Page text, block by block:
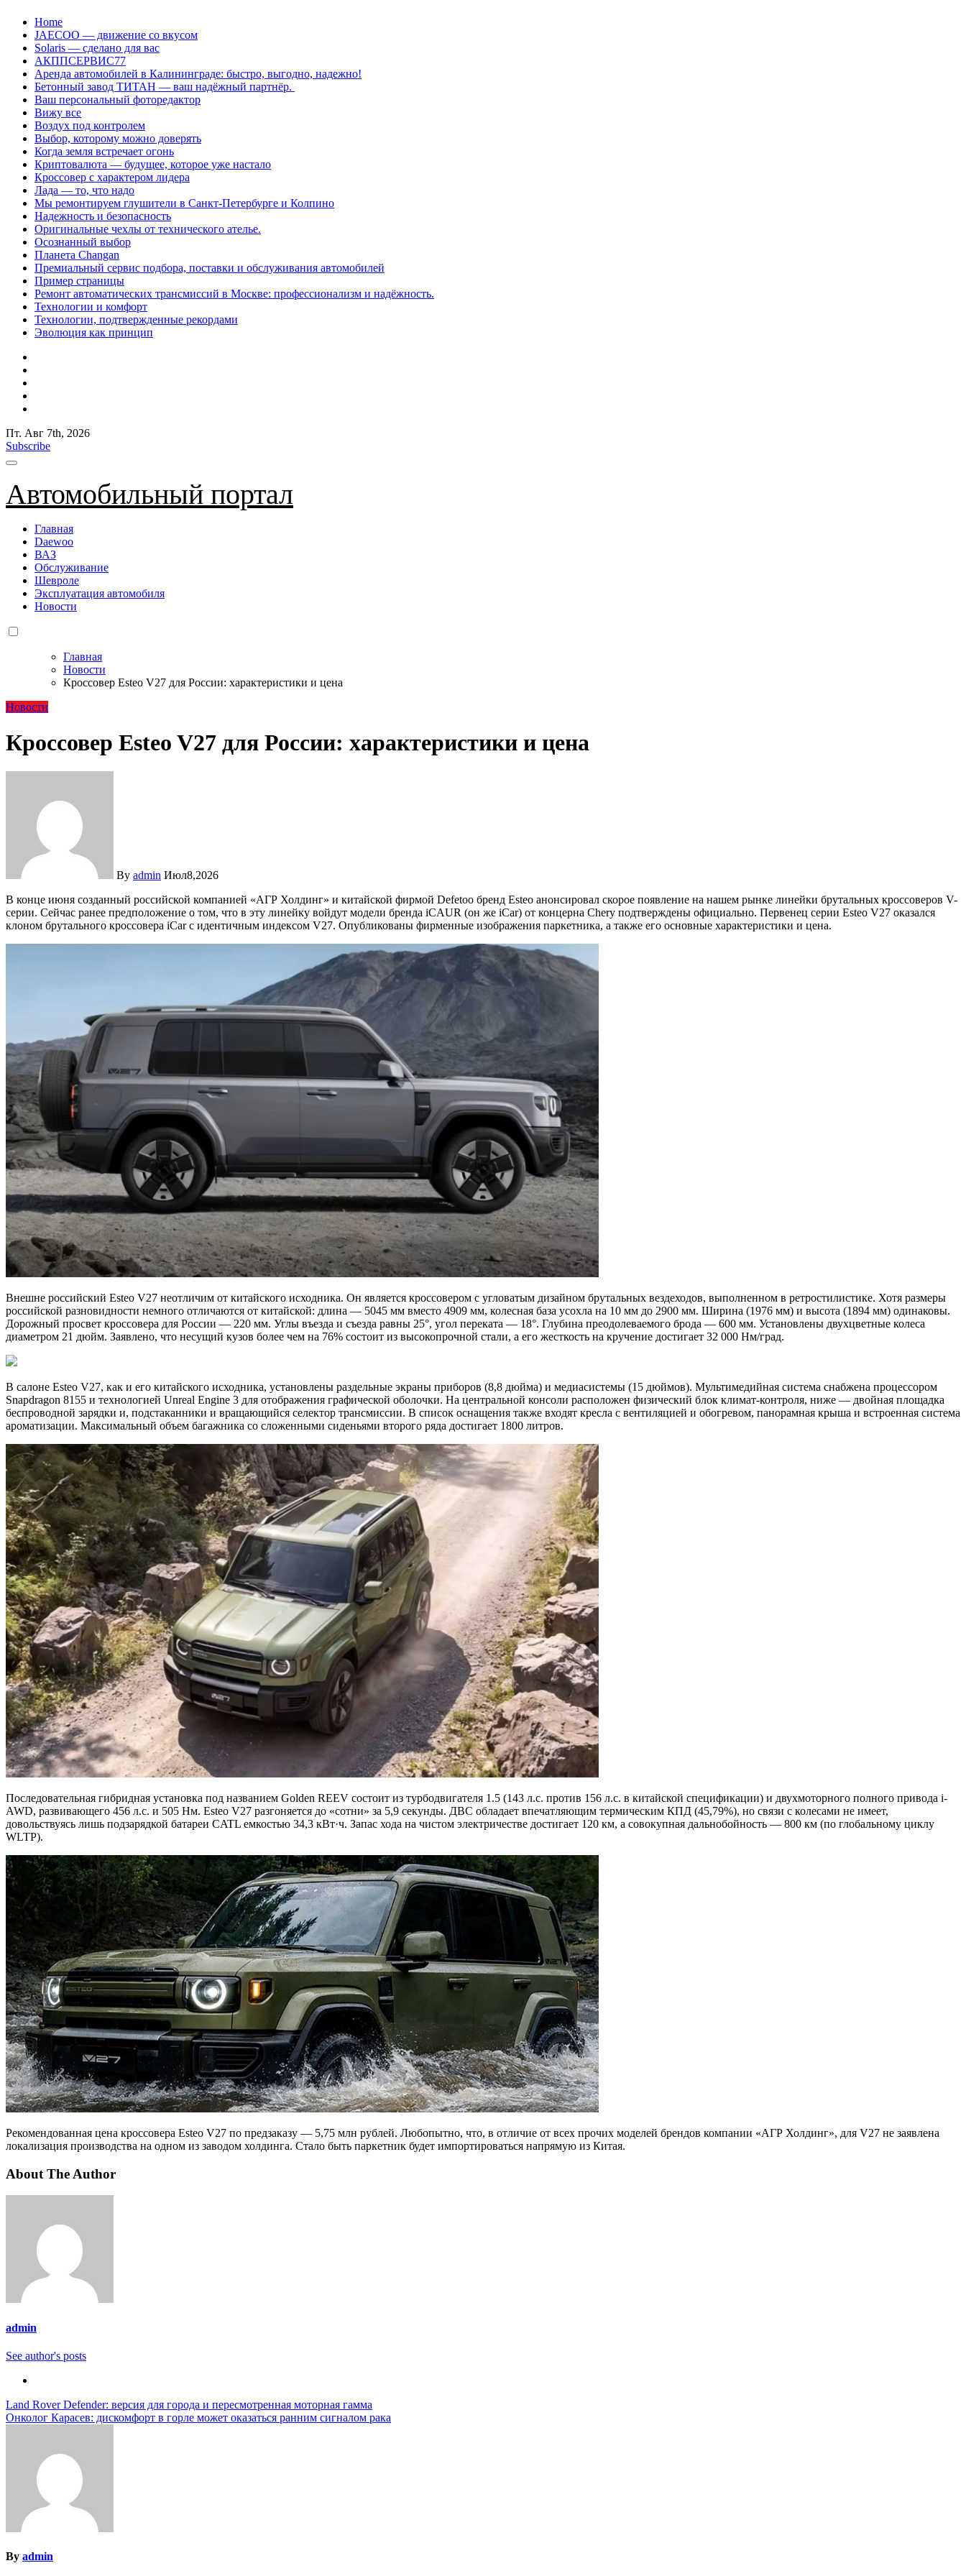
Перейти
содержанию
Home
JAECOO — движение со вкусом
Solaris — сделано для вас
АКППСЕРВИС77
Аренда автомобилей в Калининграде: быстро, выгодно, надежно!
Бетонный завод ТИТАН — ваш надёжный партнёр.
Ваш персональный фоторедактор
Вижу все
Воздух под контролем
Выбор, которому можно доверять
Когда земля встречает огонь
Криптовалюта — будущее, которое уже настало
Кроссовер с характером лидера
Лада — то, что надо
Мы ремонтируем глушители в Санкт-Петербурге и Колпино
Надежность и безопасность
Оригинальные чехлы от технического ателье.
Осознанный выбор
Планета Changan
Премиальный сервис подбора, поставки и обслуживания автомобилей
Пример страницы
Ремонт автоматических трансмиссий в Москве: профессионализм и надёжность.
Технологии и комфорт
Технологии, подтвержденные рекордами
Эволюция как принцип
Пт. Авг 7th, 2026
Subscribe
Автомобильный портал
Главная
Daewoo
ВАЗ
Обслуживание
Шевроле
Эксплуатация автомобиля
Новости
Главная
Новости
Кроссовер Esteo V27 для России: характеристики и цена
Новости
Кроссовер Esteo V27 для России: характеристики и цена
By admin Июл8,2026
В конце июня созданный российской компанией «АГР Холдинг» и китайской фирмой Defetoo бренд Esteo анонсировал скорое появление на нашем рынке линейки брутальных кроссоверов V-
серии. Сейчас ранее предположение о том, что в эту линейку войдут модели бренда iCAUR (он же iCar) от концерна Chery подтверждены официально. Первенец серии Esteo V27 оказался
клоном брутального кроссовера iCar с идентичным индексом V27. Опубликованы фирменные изображения паркетника, а также его основные характеристики и цена.
Внешне российский Esteo V27 неотличим от китайского исходника. Он является кроссовером с угловатым дизайном брутальных вездеходов, выполненном в ретростилистике. Хотя размеры
российской разновидности немного отличаются от китайской: длина — 5045 мм вместо 4909 мм, колесная база усохла на 10 мм до 2900 мм. Ширина (1976 мм) и высота (1894 мм) одинаковы.
Дорожный просвет кроссовера для России — 220 мм. Углы въезда и съезда равны 25°, угол переката — 18°. Глубина преодолеваемого брода — 600 мм. Установлены двухцветные колеса
диаметром 21 дюйм. Заявлено, что несущий кузов более чем на 76% состоит из высокопрочной стали, а его жесткость на кручение достигает 32 000 Нм/град.
В салоне Esteo V27, как и его китайского исходника, установлены раздельные экраны приборов (8,8 дюйма) и медиасистемы (15 дюймов). Мультимедийная система снабжена процессором
Snapdragon 8155 и технологией Unreal Engine 3 для отображения графической оболочки. На центральной консоли расположен физический блок климат-контроля, ниже — двойная площадка
беспроводной зарядки и, подстаканники и вращающийся селектор трансмиссии. В список оснащения также входят кресла с вентиляцией и обогревом, панорамная крыша и встроенная система
ароматизации. Максимальный объем багажника со сложенными сиденьями второго ряда достигает 1800 литров.
Последовательная гибридная установка под названием Golden REEV состоит из турбодвигателя 1.5 (143 л.с. против 156 л.с. в китайской спецификации) и двухмоторного полного привода i-
AWD, развивающего 456 л.с. и 505 Нм. Esteo V27 разгоняется до «сотни» за 5,9 секунды. ДВС обладает впечатляющим термическим КПД (45,79%), но связи с колесами не имеет,
довольствуясь лишь подзарядкой батареи CATL емкостью 34,3 кВт·ч. Запас хода на чистом электричестве достигает 120 км, а совокупная дальнобойность — 800 км (по глобальному циклу
WLTP).
Рекомендованная цена кроссовера Esteo V27 по предзаказу — 5,75 млн рублей. Любопытно, что, в отличие от всех прочих моделей брендов компании «АГР Холдинг», для V27 не заявлена
локализация производства на одном из заводом холдинга. Стало быть паркетник будет импортироваться напрямую из Китая.
About The Author
admin
See author's posts
Навигация
по
Land Rover Defender: версия для города и пересмотренная моторная гамма
Онколог Карасев: дискомфорт в горле может оказаться ранним сигналом рака
By admin